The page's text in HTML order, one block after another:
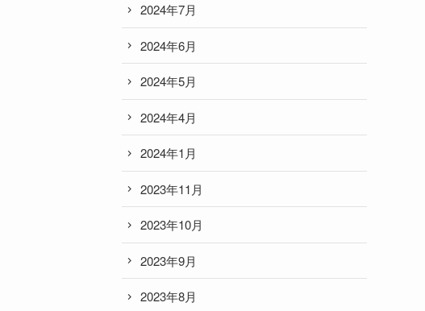
2024年7月
2024年6月
2024年5月
2024年4月
2024年1月
2023年11月
2023年10月
2023年9月
2023年8月